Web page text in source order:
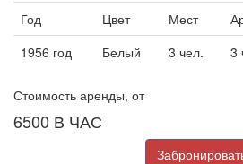
Год Цвет Мест
1956 год
Белый 3 чел. 3
Стоимость аренды, от
6500 В ЧАС